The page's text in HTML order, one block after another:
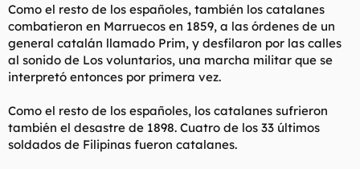
Como el resto de los españoles, también los catalanes
combatieron en Marruecos en 1859, a las órdenes de un
general catalán llamado Prim, y desfilaron por las calles
al sonido de Los voluntarios, una marcha militar que se
interpretó entonces por primera vez.
Como el resto de los españoles, los catalanes sufrieron
también el desastre de 1898. Cuatro de los 33 últimos
soldados de Filipinas fueron catalanes.